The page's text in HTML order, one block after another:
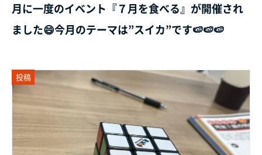
月に一度のイベント『７月を食べる』が開催され
ました😄今月のテーマは”スイカ”です🍉🍉🍉
投稿